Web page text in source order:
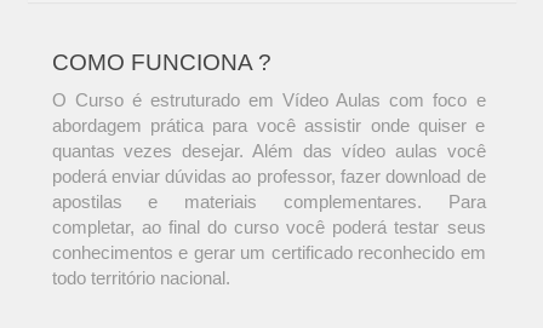
COMO FUNCIONA ?
O Curso é estruturado em Vídeo Aulas com foco e
abordagem prática para você assistir onde quiser e
quantas vezes desejar. Além das vídeo aulas você
poderá enviar dúvidas ao professor, fazer download de
apostilas e materiais complementares. Para
completar, ao final do curso você poderá testar seus
conhecimentos e gerar um certificado reconhecido em
todo território nacional.